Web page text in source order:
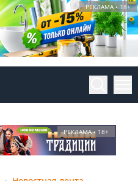
РЕКЛАМА • 18+
РЕКЛАМА • 18+